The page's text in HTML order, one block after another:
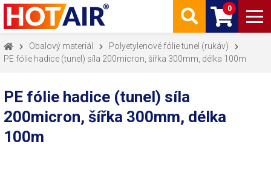
0
Obalový materiál
Polyetylenové fólie tunel (rukáv)
PE fólie hadice (tunel) síla 200micron, šířka 300mm, délka 100m
PE fólie hadice (tunel) síla
200micron, šířka 300mm, délka
100m